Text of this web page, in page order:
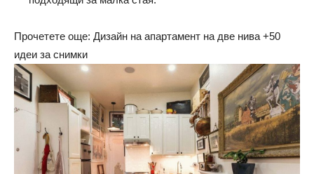
Прочетете още: Дизайн на апартамент на две нива +50
идеи за снимки